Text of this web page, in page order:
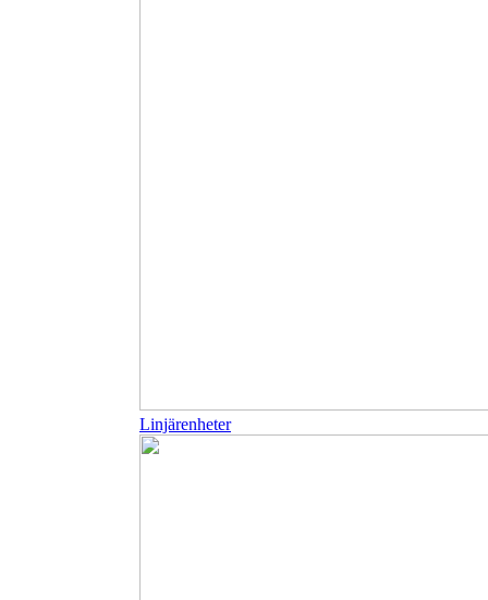
Linjärenheter